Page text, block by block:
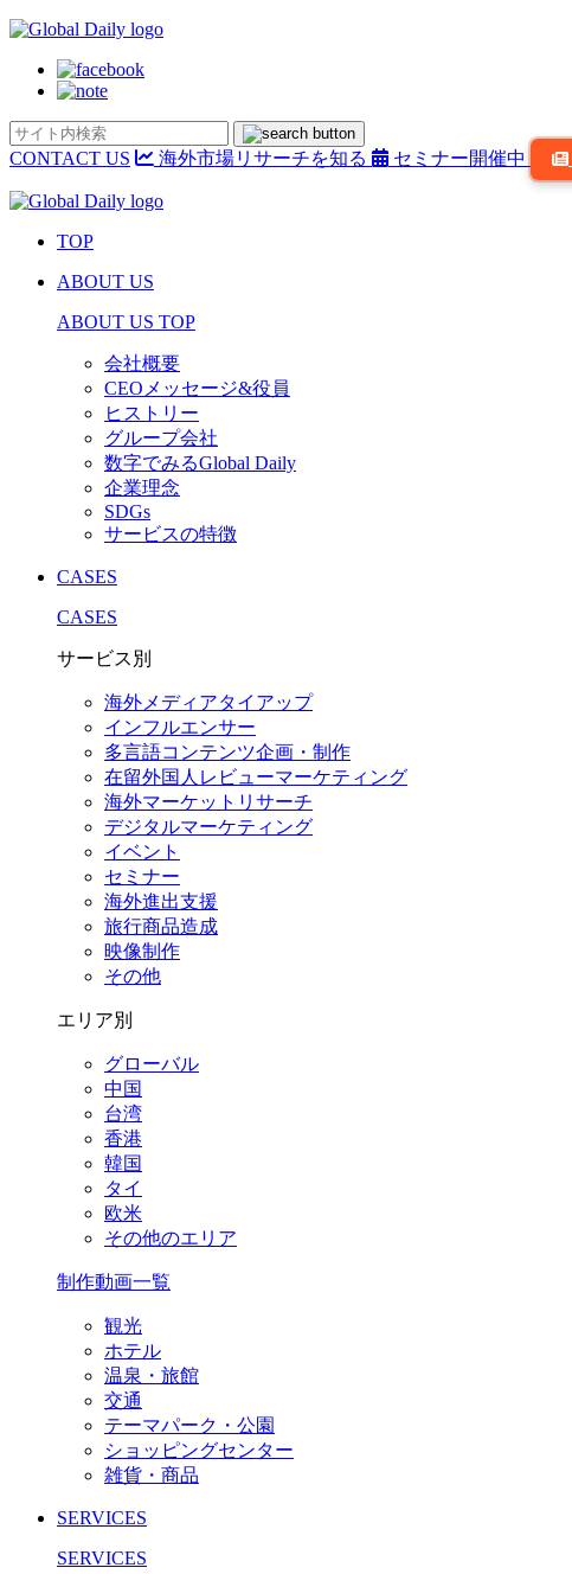
CONTACT US 海外市場リサーチを知る セミナー開催中
TOP
ABOUT US
ABOUT US TOP
会社概要
CEOメッセージ&役員
ヒストリー
グループ会社
数字でみるGlobal Daily
企業理念
SDGs
サービスの特徴
CASES
CASES
サービス別
海外メディアタイアップ
インフルエンサー
多言語コンテンツ企画・制作
在留外国⼈レビューマーケティング
海外マーケットリサーチ
デジタルマーケティング
イベント
セミナー
海外進出支援
旅行商品造成
映像制作
その他
エリア別
グローバル
中国
台湾
香港
韓国
タイ
欧米
その他のエリア
制作動画一覧
観光
ホテル
温泉・旅館
交通
テーマパーク・公園
ショッピングセンター
雑貨・商品
SERVICES
SERVICES